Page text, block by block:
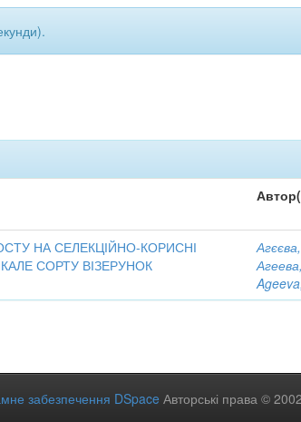
НА СЕЛЕКЦІЙНО-КОРИСНІ
СОРТУ ВІЗЕРУНОК
забезпечення DSpace Авторські права ©